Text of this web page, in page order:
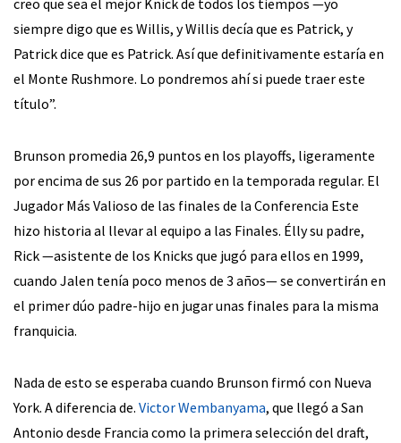
creo que sea el mejor Knick de todos los tiempos —yo
siempre digo que es Willis, y Willis decía que es Patrick, y
Patrick dice que es Patrick. Así que definitivamente estaría en
el Monte Rushmore. Lo pondremos ahí si puede traer este
título”.
Brunson promedia 26,9 puntos en los playoffs, ligeramente
por encima de sus 26 por partido en la temporada regular. El
Jugador Más Valioso de las finales de la Conferencia Este
hizo historia al llevar al equipo a las Finales. Élly su padre,
Rick —asistente de los Knicks que jugó para ellos en 1999,
cuando Jalen tenía poco menos de 3 años— se convertirán en
el primer dúo padre-hijo en jugar unas finales para la misma
franquicia.
Nada de esto se esperaba cuando Brunson firmó con Nueva
York. A diferencia de. Victor Wembanyama, que llegó a San
Antonio desde Francia como la primera selección del draft,